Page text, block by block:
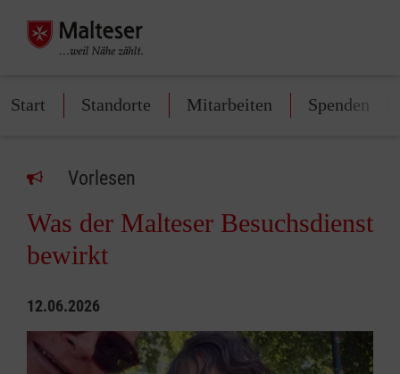
Start Standorte Mitarbeiten Spenden
Vorlesen
Was der Malteser Besuchsdienst
bewirkt
12.06.2026